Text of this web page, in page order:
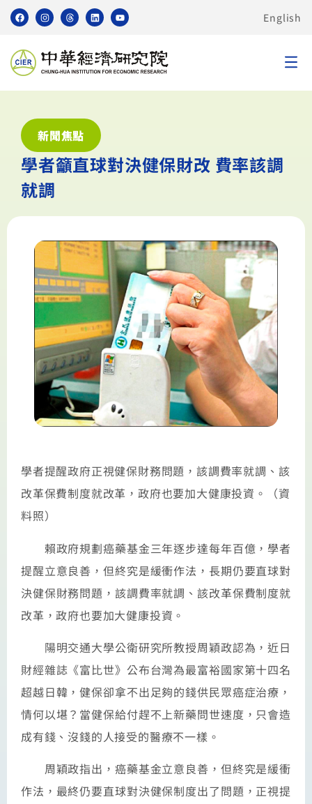
English
新聞焦點
學者籲直球對決健保財改 費率該調
就調
學者提醒政府正視健保財務問題，該調費率就調、該
改革保費制度就改革，政府也要加大健康投資。（資
料照）
賴政府規劃癌藥基金三年逐步達每年百億，學者
提醒立意良善，但終究是緩衝作法，長期仍要直球對
決健保財務問題，該調費率就調、該改革保費制度就
改革，政府也要加大健康投資。
陽明交通大學公衛研究所教授周穎政認為，近日
財經雜誌《富比世》公布台灣為最富裕國家第十四名
超越日韓，健保卻拿不出足夠的錢供民眾癌症治療，
情何以堪？當健保給付趕不上新藥問世速度，只會造
成有錢、沒錢的人接受的醫療不一樣。
周穎政指出，癌藥基金立意良善，但終究是緩衝
作法，最終仍要直球對決健保制度出了問題，正視提